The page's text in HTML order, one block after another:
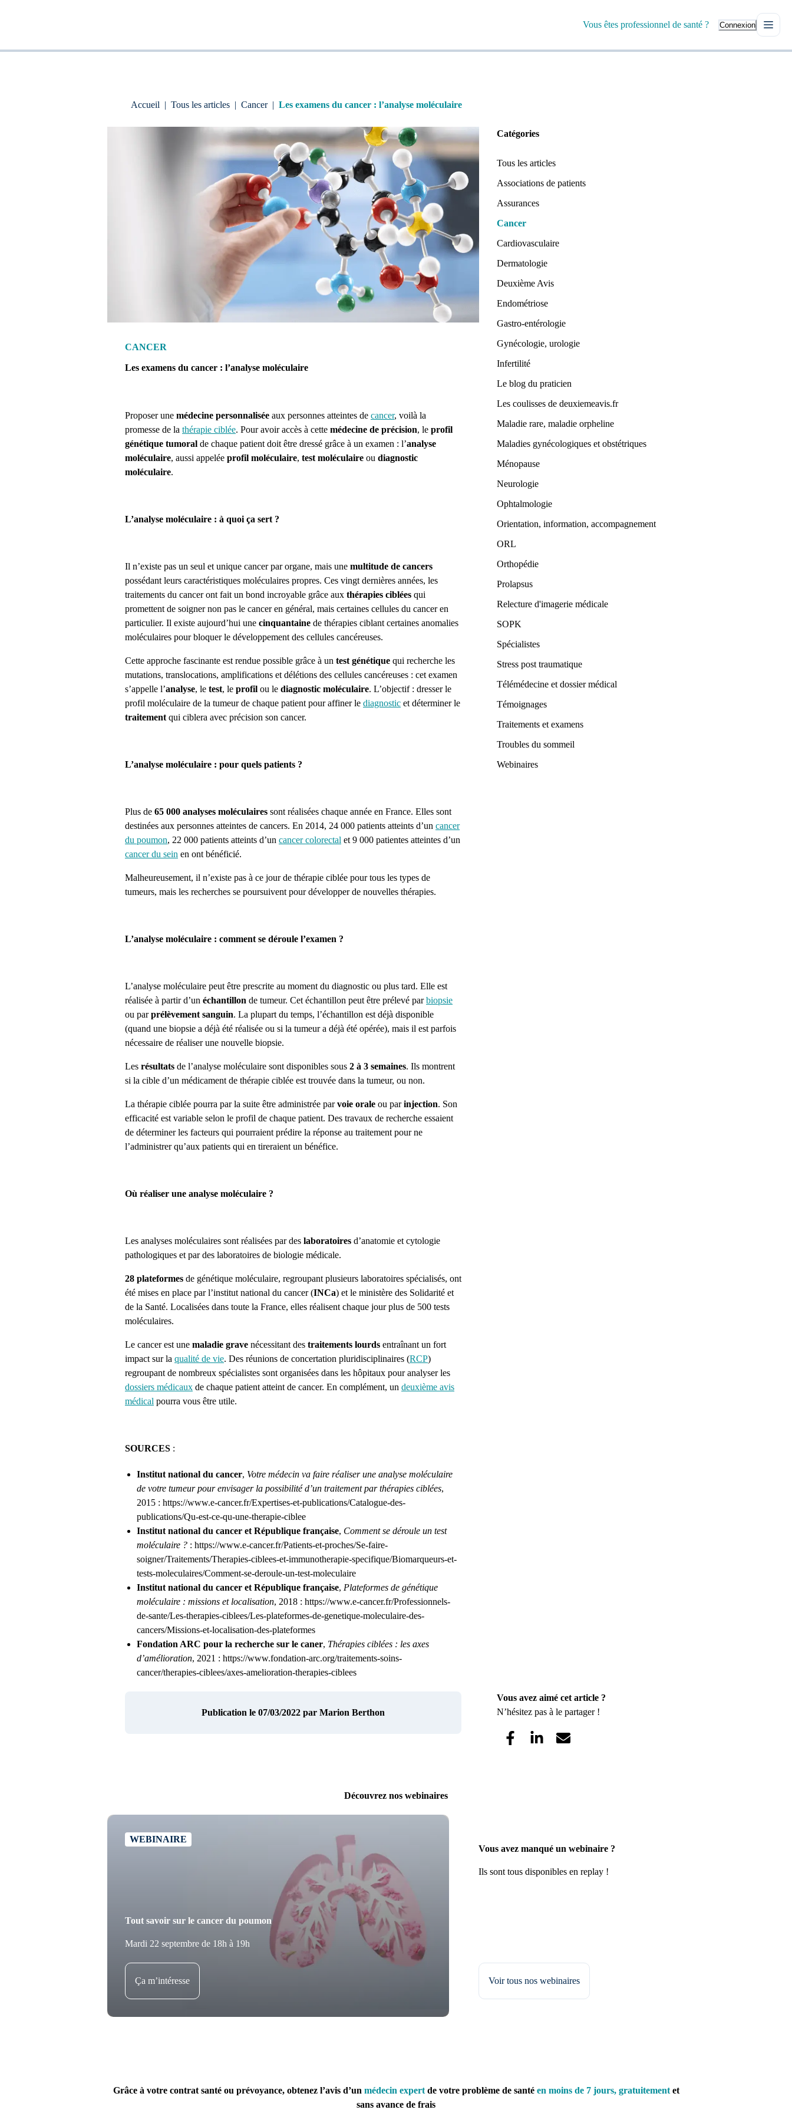
Vous êtes professionnel de santé ? Connexion
Accueil | Tous les articles | Cancer | Les examens du cancer : l’analyse moléculaire
CANCER
Les examens du cancer : l’analyse moléculaire
Proposer une médecine personnalisée aux personnes atteintes de cancer, voilà la
promesse de la thérapie ciblée. Pour avoir accès à cette médecine de précision, le profil
génétique tumoral de chaque patient doit être dressé grâce à un examen : l’analyse
moléculaire, aussi appelée profil moléculaire, test moléculaire ou diagnostic
moléculaire.
L’analyse moléculaire : à quoi ça sert ?
Il n’existe pas un seul et unique cancer par organe, mais une multitude de cancers
possédant leurs caractéristiques moléculaires propres. Ces vingt dernières années, les
traitements du cancer ont fait un bond incroyable grâce aux thérapies ciblées qui
promettent de soigner non pas le cancer en général, mais certaines cellules du cancer en
particulier. Il existe aujourd’hui une cinquantaine de thérapies ciblant certaines anomalies
moléculaires pour bloquer le développement des cellules cancéreuses.
Cette approche fascinante est rendue possible grâce à un test génétique qui recherche les
mutations, translocations, amplifications et délétions des cellules cancéreuses : cet examen
s’appelle l’analyse, le test, le profil ou le diagnostic moléculaire. L’objectif : dresser le
profil moléculaire de la tumeur de chaque patient pour affiner le diagnostic et déterminer le
traitement qui ciblera avec précision son cancer.
L’analyse moléculaire : pour quels patients ?
Plus de 65 000 analyses moléculaires sont réalisées chaque année en France. Elles sont
destinées aux personnes atteintes de cancers. En 2014, 24 000 patients atteints d’un cancer
du poumon, 22 000 patients atteints d’un cancer colorectal et 9 000 patientes atteintes d’un
cancer du sein en ont bénéficié.
Malheureusement, il n’existe pas à ce jour de thérapie ciblée pour tous les types de
tumeurs, mais les recherches se poursuivent pour développer de nouvelles thérapies.
L’analyse moléculaire : comment se déroule l’examen ?
L’analyse moléculaire peut être prescrite au moment du diagnostic ou plus tard. Elle est
réalisée à partir d’un échantillon de tumeur. Cet échantillon peut être prélevé parbiopsie
ou parprélèvement sanguin. La plupart du temps, l’échantillon est déjà disponible
(quand une biopsie a déjà été réalisée ou si la tumeur a déjà été opérée), mais il est parfois
nécessaire de réaliser une nouvelle biopsie.
Les résultats de l’analyse moléculaire sont disponibles sous 2 à 3 semaines. Ils montrent
si la cible d’un médicament de thérapie ciblée est trouvée dans la tumeur, ou non.
La thérapie ciblée pourra par la suite être administrée parvoie orale ou parinjection. Son
efficacité est variable selon le profil de chaque patient. Des travaux de recherche essaient
de déterminer les facteurs qui pourraient prédire la réponse au traitement pour ne
l’administrer qu’aux patients qui en tireraient un bénéfice.
Où réaliser une analyse moléculaire ?
Les analyses moléculaires sont réalisées par des laboratoires d’anatomie et cytologie
pathologiques et par des laboratoires de biologie médicale.
28 plateformes de génétique moléculaire, regroupant plusieurs laboratoires spécialisés, ont
été mises en place par l’institut national du cancer (INCa) et le ministère des Solidarité et
de la Santé. Localisées dans toute la France, elles réalisent chaque jour plus de 500 tests
moléculaires.
Le cancer est une maladie grave nécessitant des traitements lourds entraînant un fort
impact sur la qualité de vie. Des réunions de concertation pluridisciplinaires (RCP)
regroupant de nombreux spécialistes sont organisées dans les hôpitaux pour analyser les
dossiers médicaux de chaque patient atteint de cancer. En complément, un deuxième avis
médical pourra vous être utile.
SOURCES :
Institut national du cancer, Votre médecin va faire réaliser une analyse moléculaire
de votre tumeur pour envisager la possibilité d’un traitement par thérapies ciblées,
2015 : https://www.e-cancer.fr/Expertises-et-publications/Catalogue-des-
publications/Qu-est-ce-qu-une-therapie-ciblee
Institut national du cancer et République française, Comment se déroule un test
moléculaire ? : https://www.e-cancer.fr/Patients-et-proches/Se-faire-
soigner/Traitements/Therapies-ciblees-et-immunotherapie-specifique/Biomarqueurs-et-
tests-moleculaires/Comment-se-deroule-un-test-moleculaire
Institut national du cancer et République française, Plateformes de génétique
moléculaire : missions et localisation, 2018 : https://www.e-cancer.fr/Professionnels-
de-sante/Les-therapies-ciblees/Les-plateformes-de-genetique-moleculaire-des-
cancers/Missions-et-localisation-des-plateformes
Fondation ARC pour la recherche sur le caner, Thérapies ciblées : les axes
d’amélioration, 2021 : https://www.fondation-arc.org/traitements-soins-
cancer/therapies-ciblees/axes-amelioration-therapies-ciblees
Publication le 07/03/2022 par Marion Berthon
Catégories
Tous les articles
Associations de patients
Assurances
Cancer
Cardiovasculaire
Dermatologie
Deuxième Avis
Endométriose
Gastro-entérologie
Gynécologie, urologie
Infertilité
Le blog du praticien
Les coulisses de deuxiemeavis.fr
Maladie rare, maladie orpheline
Maladies gynécologiques et obstétriques
Ménopause
Neurologie
Ophtalmologie
Orientation, information, accompagnement
ORL
Orthopédie
Prolapsus
Relecture d'imagerie médicale
SOPK
Spécialistes
Stress post traumatique
Télémédecine et dossier médical
Témoignages
Traitements et examens
Troubles du sommeil
Webinaires
Vous avez aimé cet article ?
N’hésitez pas à le partager !
Découvrez nos webinaires
WEBINAIRE
Tout savoir sur le cancer du poumon
Mardi 22 septembre de 18h à 19h
Ça m’intéresse
Vous avez manqué un webinaire ?
Ils sont tous disponibles en replay !
Voir tous nos webinaires
Grâce à votre contrat santé ou prévoyance, obtenez l’avis d’un médecin expertde votre problème de santé en moins de 7 jours, gratuitementet
sans avance de frais